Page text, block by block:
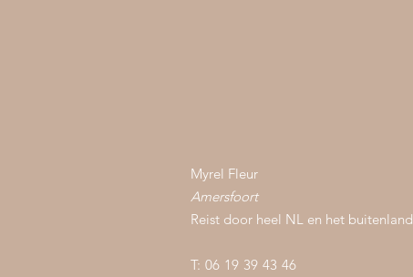
Myrel Fleur
Amersfoort
Reist door heel NL en het buitenland
T: 06 19 39 43 46